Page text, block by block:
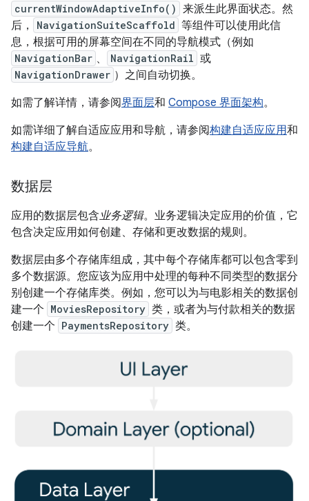
currentWindowAdaptiveInfo() 来派生此界面状态。然
后，
NavigationSuiteScaffold 等组件可以使用此信
息，根据可用的屏幕空间在不同的导航模式（例如
NavigationBar 、 NavigationRail 或
NavigationDrawer ）之间自动切换。
如需了解详情，请参阅界面层和 Compose 界面架构。
如需详细了解自适应应用和导航，请参阅构建自适应应用和
构建自适应导航。
数据层
应用的数据层包含 业务逻辑。业务逻辑决定应用的价值，它
包含决定应用如何创建、存储和更改数据的规则。
数据层由多个存储库组成，其中每个存储库都可以包含零到
多个数据源。您应该为应用中处理的每种不同类型的数据分
别创建一个存储库类。例如，您可以为与电影相关的数据创
建一个 MoviesRepository 类，或者为与付款相关的数据
创建一个 PaymentsRepository 类。